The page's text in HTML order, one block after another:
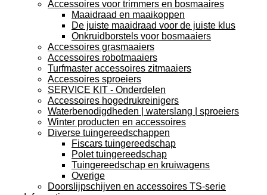
Accessoires voor trimmers en bosmaaires
Maaidraad en maaikoppen
De juiste maaidraad voor de juiste klus
Onkruidborstels voor bosmaaiers
Accessoires grasmaaiers
Accessoires robotmaaiers
Turfmaster accessoires zitmaaiers
Accessoires sproeiers
SERVICE KIT - Onderdelen
Accessoires hogedrukreinigers
Waterbenodigdheden | waterslang | sproeiers
Winter producten en accessoires
Diverse tuingereedschappen
Fiscars tuingereedschap
Polet tuingereedschap
Tuingereedschap en kruiwagens
Overige
Doorslijpschijven en accessoires TS-serie